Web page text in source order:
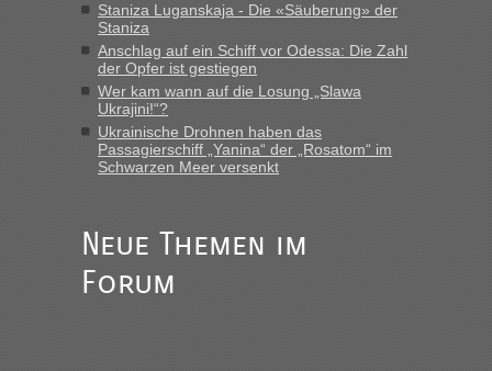
Staniza Luganskaja - Die «Säuberung» der
Staniza
Anschlag auf ein Schiff vor Odessa: Die Zahl
der Opfer ist gestiegen
Wer kam wann auf die Losung „Slawa
Ukrajini!“?
Ukrainische Drohnen haben das
Passagierschiff „Yanina“ der „Rosatom“ im
Schwarzen Meer versenkt
Neue Themen im
Forum